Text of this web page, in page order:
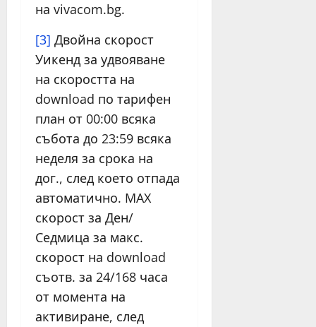
на vivacom.bg.
[3] Двойна скорост
Уикенд за удвояване
на скоростта на
download по тарифен
план от 00:00 всяка
събота до 23:59 всяка
неделя за срока на
дог., след което отпада
автоматично. MAX
скорост за Ден/
Седмица за макс.
скорост на download
съотв. за 24/168 часа
от момента на
активиране, след